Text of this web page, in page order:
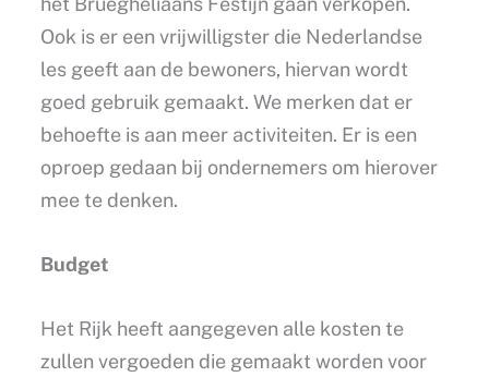
Ook is er een vrijwilligster die Nederlandse
les geeft aan de bewoners, hiervan wordt
goed gebruik gemaakt. We merken dat er
behoefte is aan meer activiteiten. Er is een
oproep gedaan bij ondernemers om hierover
mee te denken.
Budget
Het Rijk heeft aangegeven alle kosten te
zullen vergoeden die gemaakt worden voor